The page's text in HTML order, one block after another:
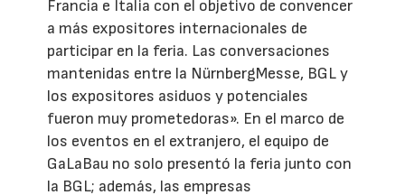
Francia e Italia con el objetivo de convencer
a más expositores internacionales de
participar en la feria. Las conversaciones
mantenidas entre la NürnbergMesse, BGL y
los expositores asiduos y potenciales
fueron muy prometedoras». En el marco de
los eventos en el extranjero, el equipo de
GaLaBau no solo presentó la feria junto con
la BGL; además, las empresas